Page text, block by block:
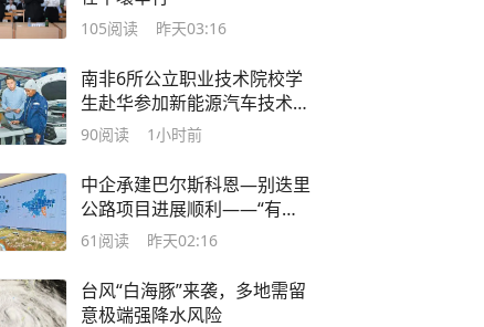
105阅读 昨天03:16
南非6所公立职业技术院校学
生赴华参加新能源汽车技术研
修，收获满满——触摸到全球
90阅读 1小时前
中企承建巴尔斯科恩—别迭里
公路项目进展顺利——“有路
的地方，就有发展机遇”
61 阅读 昨天02:16
台风“白海豚”来袭，多地需留
意极端强降水风险